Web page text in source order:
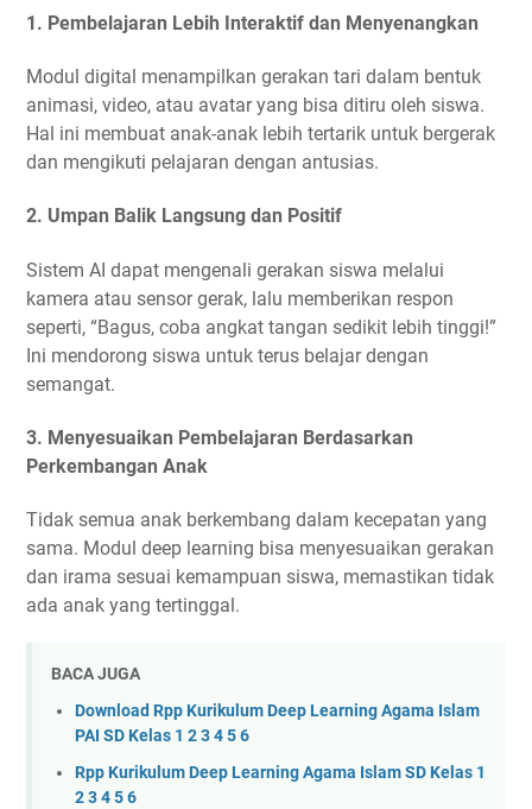
1. Pembelajaran Lebih Interaktif dan Menyenangkan
Modul digital menampilkan gerakan tari dalam bentuk
animasi, video, atau avatar yang bisa ditiru oleh siswa.
Hal ini membuat anak-anak lebih tertarik untuk bergerak
dan mengikuti pelajaran dengan antusias.
2. Umpan Balik Langsung dan Positif
Sistem AI dapat mengenali gerakan siswa melalui
kamera atau sensor gerak, lalu memberikan respon
seperti, “Bagus, coba angkat tangan sedikit lebih tinggi!”
Ini mendorong siswa untuk terus belajar dengan
semangat.
3. Menyesuaikan Pembelajaran Berdasarkan
Perkembangan Anak
Tidak semua anak berkembang dalam kecepatan yang
sama. Modul deep learning bisa menyesuaikan gerakan
dan irama sesuai kemampuan siswa, memastikan tidak
ada anak yang tertinggal.
BACA JUGA
Download Rpp Kurikulum Deep Learning Agama Islam
PAI SD Kelas 1 2 3 4 5 6
Rpp Kurikulum Deep Learning Agama Islam SD Kelas 1
2 3 4 5 6